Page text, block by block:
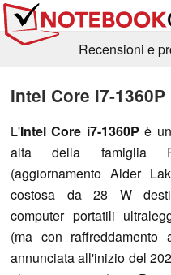
Recensioni e
Intel Core i7-1360P
L'Intel Core i7-1360P è
alta della famiglia
(aggiornamento Alder
costosa da 28 W
computer portatili
(ma con
annunciata all'inizio del